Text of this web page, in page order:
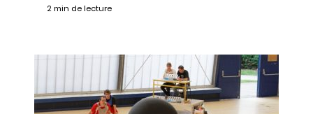
2 min de lecture